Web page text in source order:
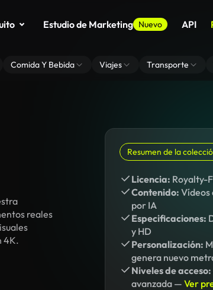
Estudio de Marketing Nuevo API
Comida Y Bebida Viajes Transporte
reales
4K.
Resumen de la
Licencia: Royalty-
Contenido: Vídeos
por IA
Especificaciones:
y HD
Personalización:
genera nuevo
Niveles de acceso:
avanzada — Ver